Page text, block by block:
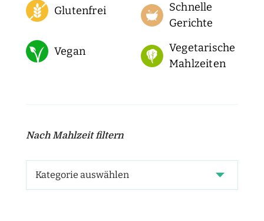
Glutenfrei
Schnelle
Gerichte
Vegan
Vegetarische
Mahlzeiten
Nach Mahlzeit filtern